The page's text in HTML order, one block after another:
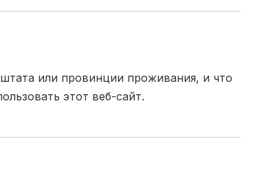
или провинции проживания, и что
этот веб-сайт.